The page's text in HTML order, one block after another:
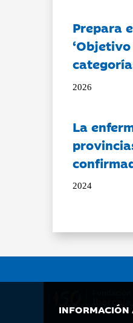
INFORMACIÓN
Prepara
2026
La
2024